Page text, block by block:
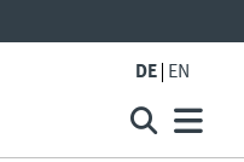
DE EN